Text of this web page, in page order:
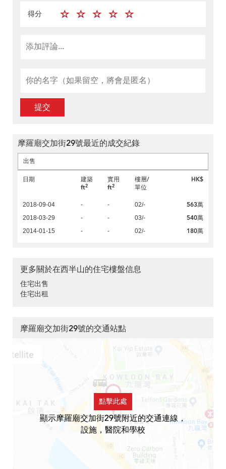
得分
提交
摩羅廟交加街29號最近的成交紀錄
出售
日期
建築
ft2
實用
ft2
樓層/
單位
HK$
2018-09-04 - - 02/- 563萬
2018-03-29 - - 03/- 540萬
2014-01-15 - - 02/- 180萬
更多關於在西半山的住宅樓盤信息
住宅出售
住宅出租
摩羅廟交加街29號的交通站點
點擊此處
顯示摩羅廟交加街29號附近的交通連線，
設施，醫院和學校